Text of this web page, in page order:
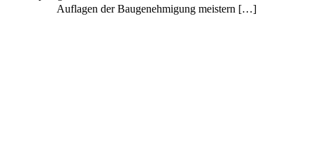
Auflagen der Baugenehmigung meistern […]